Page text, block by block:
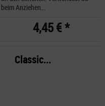
beim Anziehen...
4,45 € *
Classic...